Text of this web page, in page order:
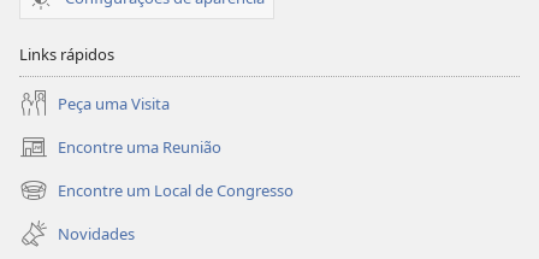
Links rápidos
Peça uma Visita
Encontre uma Reunião
(abre
nova
janela)
Encontre um Local de Congresso
(abre
nova
janela)
Novidades